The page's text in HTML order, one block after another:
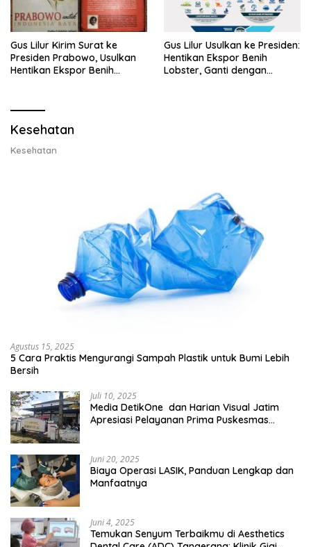
Gus Lilur Kirim Surat ke
Presiden Prabowo, Usulkan
Hentikan Ekspor Benih
Gus Lilur Usulkan ke Presiden:
Hentikan Ekspor Benih
Lobster, Ganti dengan
Kesehatan
Kesehatan
Agustus 15, 2025
5 Cara Praktis Mengurangi Sampah Plastik untuk Bumi Lebih
Bersih
Juli 10, 2025
Media DetikOne dan Harian Visual Jatim
Apresiasi Pelayanan Prima Puskesmas
Juni 20, 2025
Biaya Operasi LASIK, Panduan Lengkap dan
Manfaatnya
Juni 4, 2025
Temukan Senyum Terbaikmu di Aesthetics